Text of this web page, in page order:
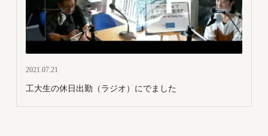
2021.07.21
工大生の休日出勤（ラジオ）にでました